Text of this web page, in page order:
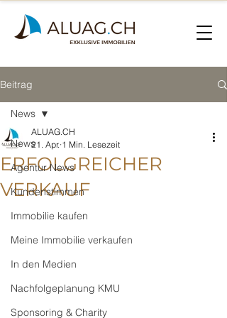
Beitrag
News
Agentur News
Kundenstimmen
Immobilie kaufen
Meine Immobilie verkaufen
In den Medien
Nachfolgeplanung KMU
Sponsoring & Charity
News
ERFOLGREICHER
VERKAUF
ALUAG.CH
21. Apr. 1 Min. Lesezeit